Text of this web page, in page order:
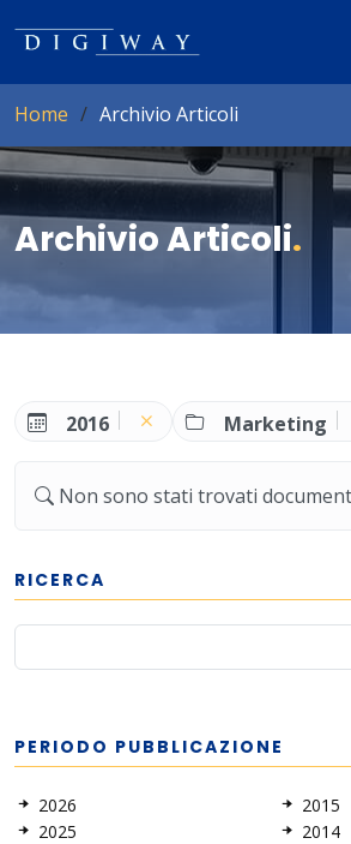
Home Archivio Articoli
Archivio Articoli.
2016 Marketing
Non sono stati trovati
RICERCA
PERIODO PUBBLICAZIONE
2026
2025
2015
2014